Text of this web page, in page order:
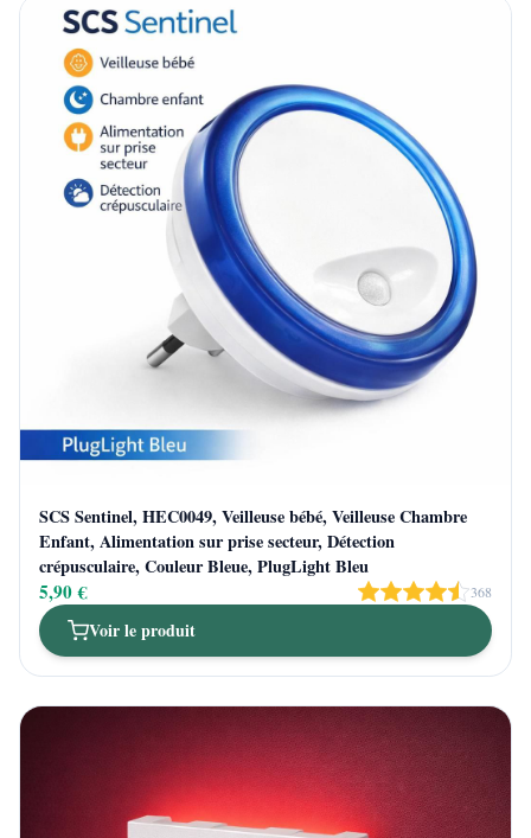
SCS Sentinel, HEC0049, Veilleuse bébé, Veilleuse Chambre
Enfant, Alimentation sur prise secteur, Détection
crépusculaire, Couleur Bleue, PlugLight Bleu
5,90 € 368
Voir le produit